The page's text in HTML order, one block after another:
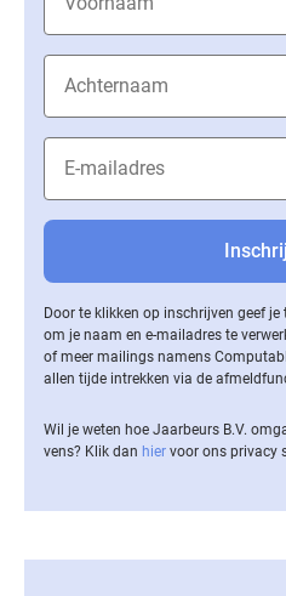
Door te klikken op inschrijven geef
om je naam en e-mailadres te
of meer mailings namens
allen tijde intrekken via de
Wil je weten hoe Jaarbeurs B.V.
vens? Klik dan hier voor ons privacy